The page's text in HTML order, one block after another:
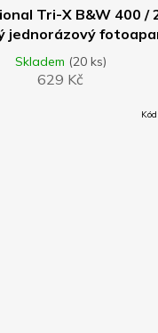
Tri-X B&W 400 /
jednorázový
Skladem (20 ks)
629 Kč
Kód: